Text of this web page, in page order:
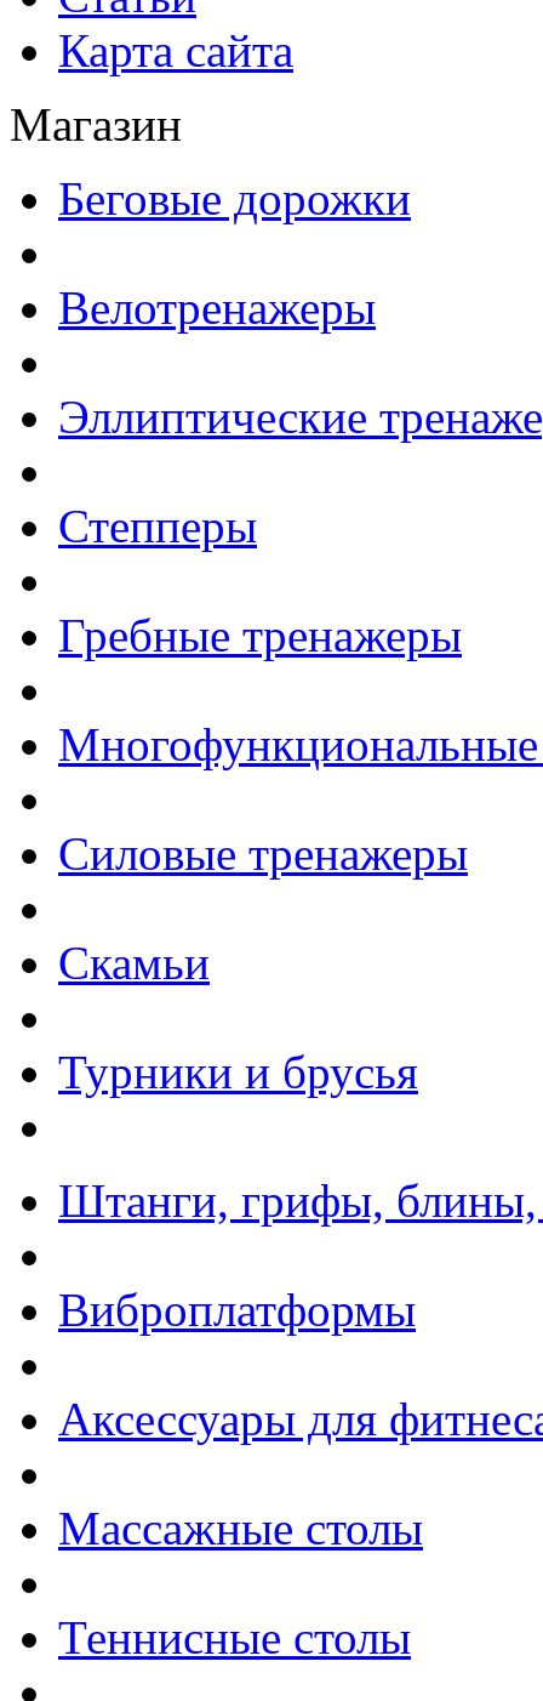
Карта сайта
Магазин
Беговые дорожки
Велотренажеры
Эллиптические
Степперы
Гребные тренажеры
Силовые тренажеры
Скамьи
Турники и брусья
Штанги, грифы, блины,
Виброплатформы
Аксессуары для
Массажные столы
Теннисные столы